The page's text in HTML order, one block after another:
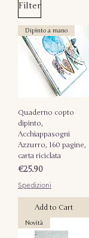
Filter
Dipinto a mano
Quaderno copto
dipinto,
Acchiappasogni
Azzurro, 160 pagine,
carta riciclata
Price
€25.90
Spedizioni
Add to Cart
Novità